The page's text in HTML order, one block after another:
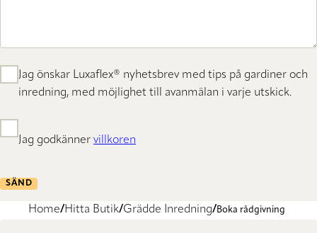
Jag önskar Luxaflex® nyhetsbrev med tips på gardiner och
inredning, med möjlighet till avanmälan i varje utskick.
Jag godkänner villkoren
SÄND
Home Hitta Butik Grädde Inredning Boka rådgivning